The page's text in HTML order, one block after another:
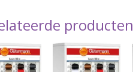
producten